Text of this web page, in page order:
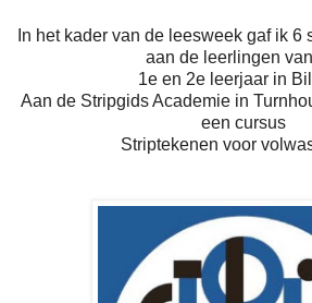
In het kader van de leesweek gaf ik 6
aan de leerlingen
1e en 2e leerjaar in
Aan de Stripgids Academie in
een cursus
Striptekenen voor